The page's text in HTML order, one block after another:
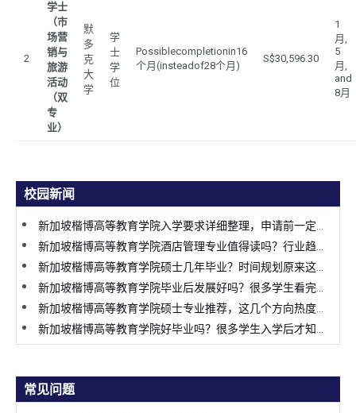
2
学士
（市
场营
销与
旅游
活动
（双
专
业）
默
多
克
大
学
学
士
学
位
Possiblecompletionin16
个月(insteadof28个月)
S$30,596.30
1
月,
5
月,
and
8月
校园新闻
常见问题